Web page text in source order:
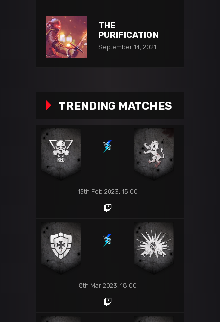
THE
PURIFICATION
September 14, 2021
TRENDING MATCHES
15th Feb 2023, 15:00
8th Mar 2023, 18:00